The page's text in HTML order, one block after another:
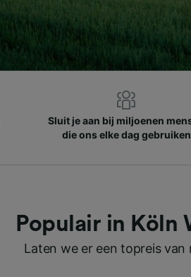
Sluit je aan bij miljoenen
die ons elke dag gebruiken
Populair in Köln
Laten we er een topreis van